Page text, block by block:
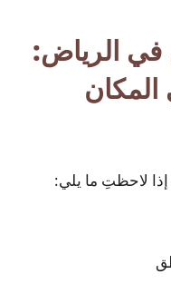
الرياض:
لاحظتِ ما يلي: